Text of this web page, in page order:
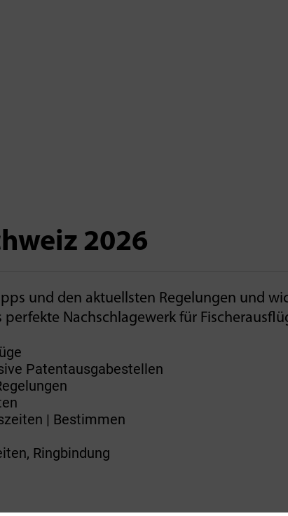
2026
und den aktuellsten Regelungen­ und
perfekte Nachschlagewerk für
Patentausgabestellen
| Bestimmen
Ringbindung